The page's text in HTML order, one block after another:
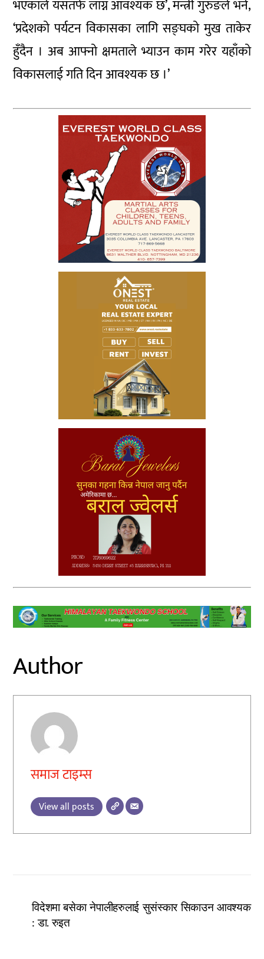
भएकाले यसतर्फ लाग्न आवश्यक छ’, मन्त्री गुरुङले भने,
‘प्रदेशको पर्यटन विकासका लागि सङ्घको मुख ताकेर
हुँदैन । अब आफ्नो क्षमताले भ्याउन काम गरेर यहाँको
विकासलाई गति दिन आवश्यक छ ।’
Author
समाज टाइम्स
View all posts
विदेशमा बसेका नेपालीहरुलाई सुसंस्कार सिकाउन आवश्यक
: डा. रुइत